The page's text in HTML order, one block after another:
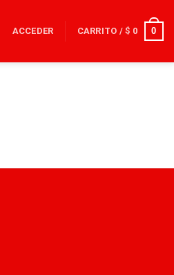
ACCEDER CARRITO /$ 0 0